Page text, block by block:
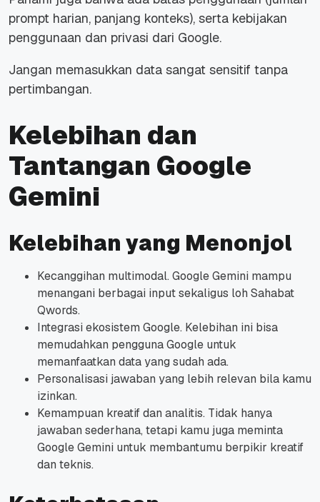
prompt harian, panjang konteks), serta kebijakan
penggunaan dan privasi dari Google.
Jangan memasukkan data sangat sensitif tanpa
pertimbangan.
Kelebihan dan
Tantangan Google
Gemini
Kelebihan yang Menonjol
Kecanggihan multimodal. Google Gemini mampu
menangani berbagai input sekaligus loh Sahabat
Qwords.
Integrasi ekosistem Google. Kelebihan ini bisa
memudahkan pengguna Google untuk
memanfaatkan data yang sudah ada.
Personalisasi jawaban yang lebih relevan bila kamu
izinkan.
Kemampuan kreatif dan analitis. Tidak hanya
jawaban sederhana, tetapi kamu juga meminta
Google Gemini untuk membantumu berpikir kreatif
dan teknis.